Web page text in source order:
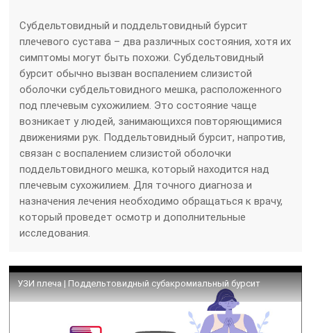
Субдельтовидный и поддельтовидный бурсит
плечевого сустава – два различных состояния, хотя их
симптомы могут быть похожи. Субдельтовидный
бурсит обычно вызван воспалением слизистой
оболочки субдельтовидного мешка, расположенного
под плечевым сухожилием. Это состояние чаще
возникает у людей, занимающихся повторяющимися
движениями рук. Поддельтовидный бурсит, напротив,
связан с воспалением слизистой оболочки
поддельтовидного мешка, который находится над
плечевым сухожилием. Для точного диагноза и
назначения лечения необходимо обращаться к врачу,
который проведет осмотр и дополнительные
исследования.
УЗИ плеча | Поддельтовидный субакромиальный бурсит